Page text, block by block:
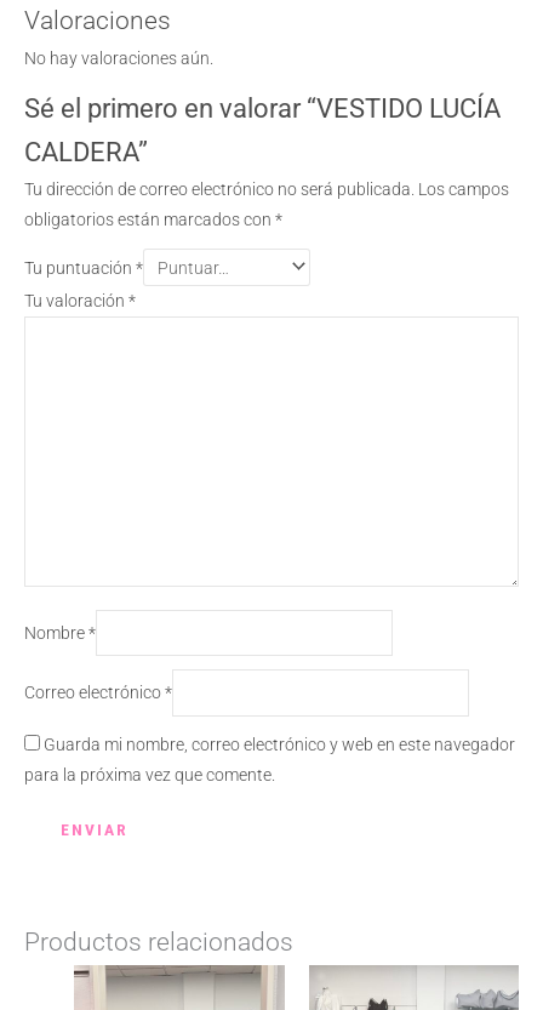
Valoraciones
No hay valoraciones aún.
Sé el primero en valorar “VESTIDO LUCÍA
CALDERA”
Tu dirección de correo electrónico no será publicada. Los campos
obligatorios están marcados con *
Tu puntuación *
Tu valoración *
Nombre*
Correo electrónico*
Guarda mi nombre, correo electrónico y web en este navegador
para la próxima vez que comente.
Productos relacionados